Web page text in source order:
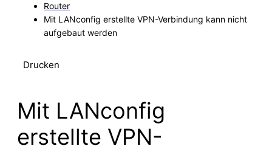
Router
Mit LANconfig erstellte VPN-Verbindung kann nicht
aufgebaut werden
Drucken
Mit LANconfig
erstellte VPN-